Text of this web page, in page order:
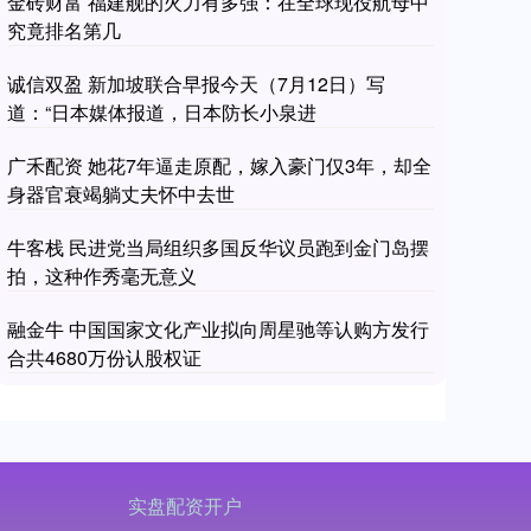
究竟排名第几
诚信双盈 新加坡联合早报今天（7月12日）写
道：“日本媒体报道，日本防长小泉进
广禾配资 她花7年逼走原配，嫁入豪门仅3年，却全
身器官衰竭躺丈夫怀中去世
牛客栈 民进党当局组织多国反华议员跑到金门岛摆
拍，这种作秀毫无意义
融金牛 中国国家文化产业拟向周星驰等认购方发行
合共4680万份认股权证
实盘配资开户